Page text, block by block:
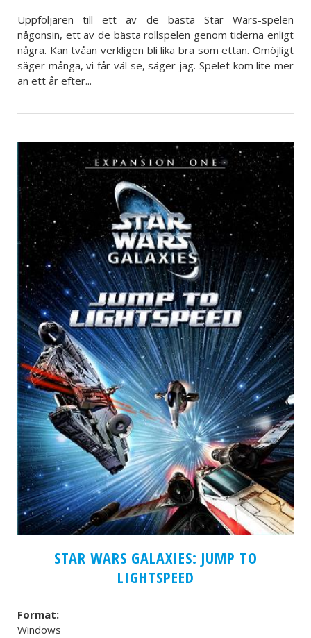
Uppföljaren till ett av de bästa Star Wars-spelen
någonsin, ett av de bästa rollspelen genom tiderna enligt
några. Kan tvåan verkligen bli lika bra som ettan. Omöjligt
säger många, vi får väl se, säger jag. Spelet kom lite mer
än ett år efter...
STAR WARS GALAXIES: JUMP TO
LIGHTSPEED
Format:
Windows